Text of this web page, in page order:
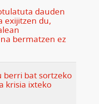
dauden
exijitzen du,
bermatzen ez
berri bat sortzeko
krisia ixteko